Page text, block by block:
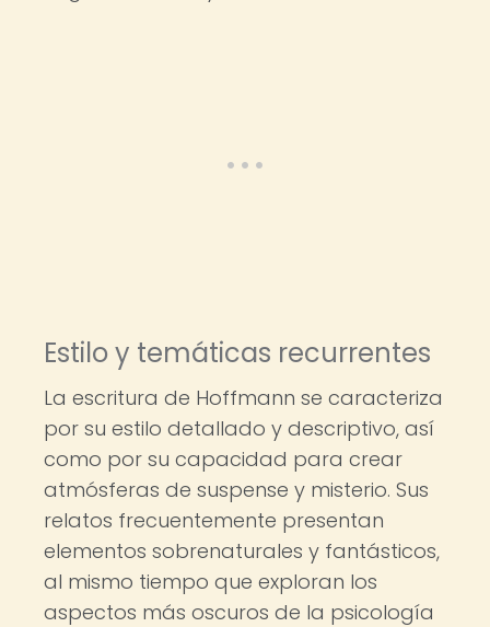
Estilo y temáticas recurrentes
La escritura de Hoffmann se caracteriza
por su estilo detallado y descriptivo, así
como por su capacidad para crear
atmósferas de suspense y misterio. Sus
relatos frecuentemente presentan
elementos sobrenaturales y fantásticos,
al mismo tiempo que exploran los
aspectos más oscuros de la psicología